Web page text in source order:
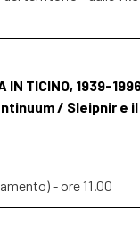
IN TICINO, 1939-
/ Sleipnir e il
- ore 11.00